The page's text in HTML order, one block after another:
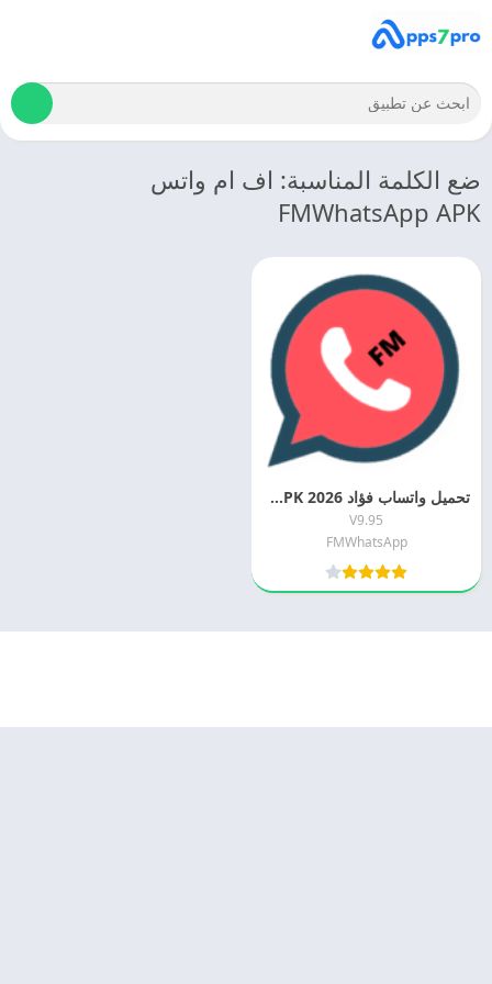
ضع الكلمة المناسبة: اف ام واتس
FMWhatsApp APK
تحميل واتساب فؤاد 2026 FMWhatsApp APK اخر اصدار مجانا
V9.95
FMWhatsApp